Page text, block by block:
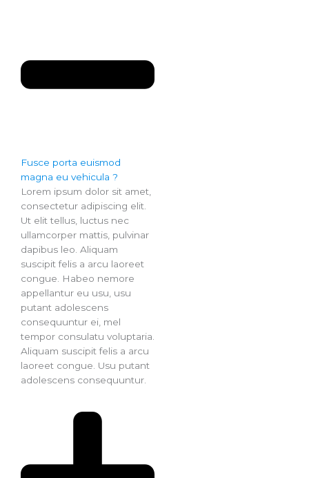
Fusce porta euismod
magna eu vehicula ?
Lorem ipsum dolor sit amet,
consectetur adipiscing elit.
Ut elit tellus, luctus nec
ullamcorper mattis, pulvinar
dapibus leo. Aliquam
suscipit felis a arcu laoreet
congue. Habeo nemore
appellantur eu usu, usu
putant adolescens
consequuntur ei, mel
tempor consulatu voluptaria.
Aliquam suscipit felis a arcu
laoreet congue. Usu putant
adolescens consequuntur.